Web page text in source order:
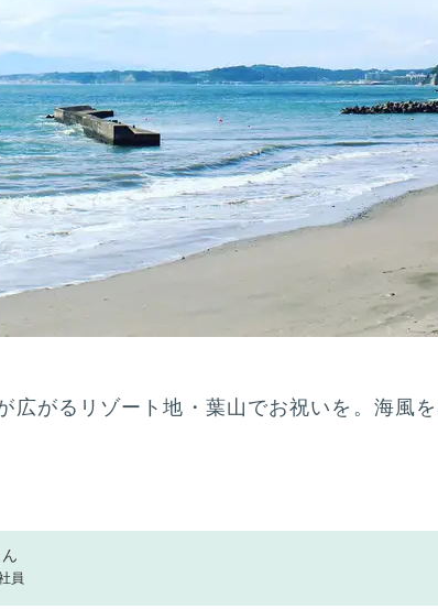
広がるリゾート地・葉山でお祝いを。海風
員